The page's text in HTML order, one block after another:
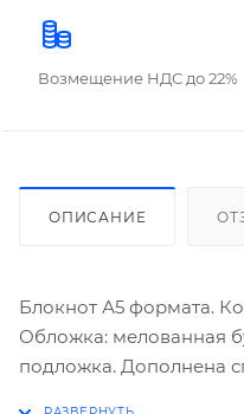
Возмещение НДС до 22%
ОПИСАНИЕ
Блокнот А5 формата.
Обложка: мелованная
подложка. Дополнена